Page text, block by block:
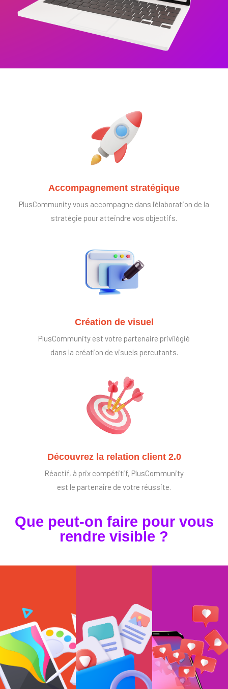
Accompagnement stratégique
PlusCommunity vous accompagne dans l'élaboration de la
stratégie pour atteindre vos objectifs.
Création de visuel
PlusCommunity est votre partenaire privilégié
dans la création de visuels percutants.
Découvrez la relation client 2.0
Réactif, à prix compétitif, PlusCommunity
est le partenaire de votre réussite.
Que peut-on faire pour vous
rendre visible ?